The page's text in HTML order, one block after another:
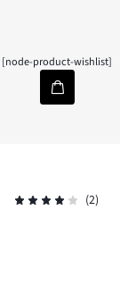
[node-product-wishlist]
(2)